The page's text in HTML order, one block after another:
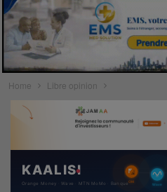
Home Libre opinion